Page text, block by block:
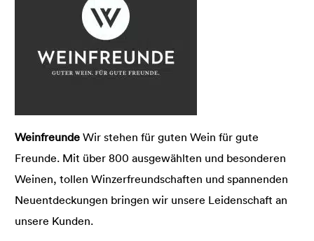
Weinfreunde Wir stehen für guten Wein für gute
Freunde. Mit über 800 ausgewählten und besonderen
Weinen, tollen Winzerfreundschaften und spannenden
Neuentdeckungen bringen wir unsere Leidenschaft an
unsere Kunden.